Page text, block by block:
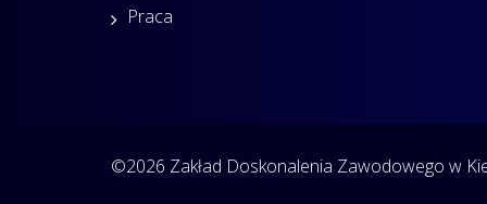
Praca
©2026 Zakład Doskonalenia Zawodowego w